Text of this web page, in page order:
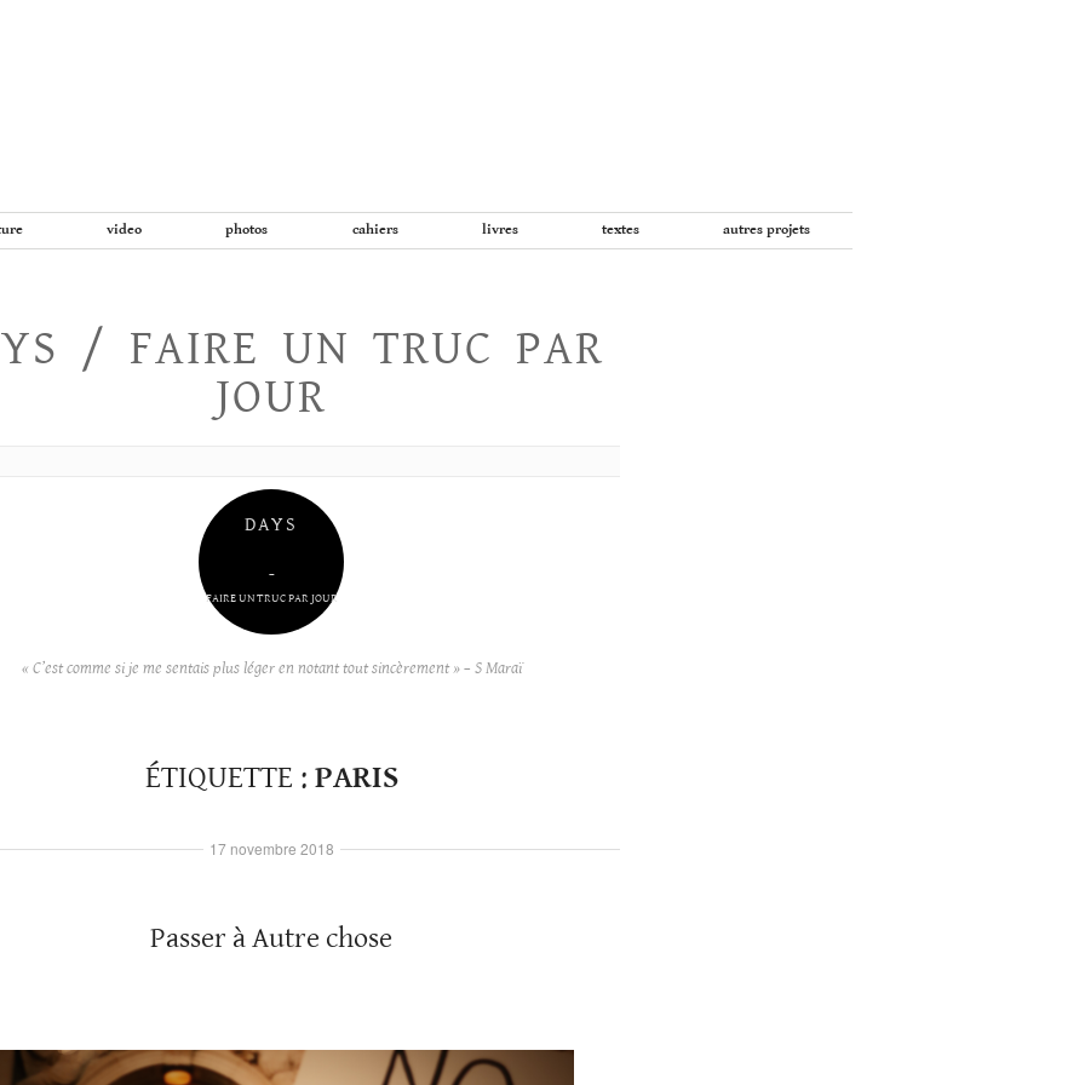
video photos cahiers livres textes autres projets
/ FAIRE UN TRUC PAR
JOUR
DAYS
–
FAIRE UN TRUC PAR JOUR
« C’est comme si je me sentais plus léger en notant tout sincèrement » – S Maraï
ÉTIQUETTE : PARIS
Passer à Autre chose
17 novembre 2018